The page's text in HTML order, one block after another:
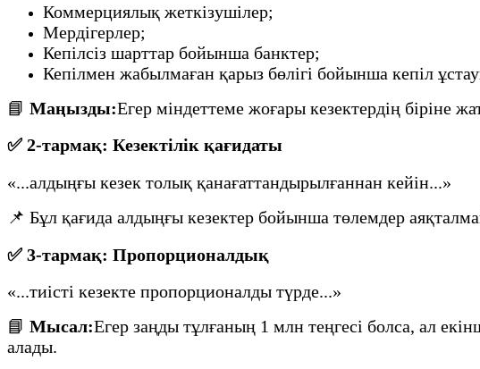
Коммерциялық жеткізушілер;
Мердігерлер;
Кепілсіз шарттар бойынша банктер;
Кепілмен жабылмаған қарыз бөлігі бойынша кепіл
📘 Маңызды:Егер міндеттеме жоғары кезектердің біріне
✅ 2-тармақ: Кезектілік қағидаты
«...алдыңғы кезек толық қанағаттандырылғаннан кейін...»
📌 Бұл қағида алдыңғы кезектер бойынша төлемдер
✅ 3-тармақ: Пропорционалдық
«...тиісті кезекте пропорционалды түрде...»
📘 Мысал:Егер заңды тұлғаның 1 млн теңгесі болса, ал
алады.